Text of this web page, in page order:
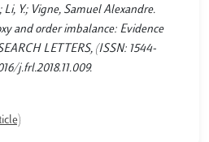
Li, Y.; Vigne, Samuel Alexandre.
and order imbalance: Evidence
LETTERS, (ISSN: 1544-
j.frl.2018.11.009.